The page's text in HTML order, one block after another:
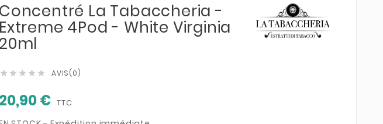
Concentré La Tabaccheria -
Extreme 4Pod - White Virginia
20ml
     AVIS(0)
20,90 € TTC